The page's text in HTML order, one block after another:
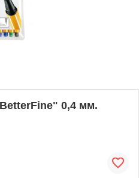
0,4 мм.